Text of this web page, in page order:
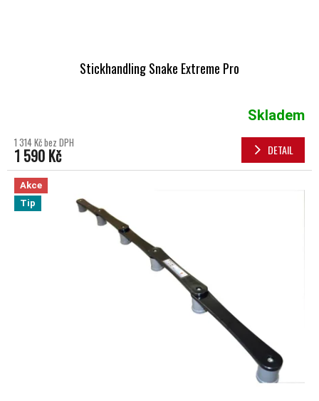
Stickhandling Snake Extreme Pro
Skladem
1 314 Kč bez DPH
1 590 Kč DETAIL
Akce
Tip